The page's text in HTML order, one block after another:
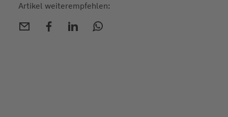
Artikel weiterempfehlen: